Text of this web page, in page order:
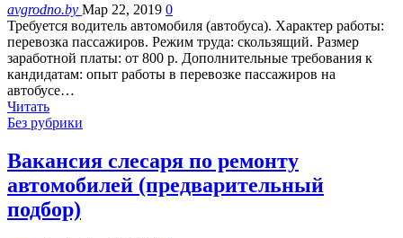
avgrodno.by Мар 22, 2019 0
Требуется водитель автомобиля (автобуса). Характер работы:
перевозка пассажиров. Режим труда: скользящий. Размер
заработной платы: от 800 р. Дополнительные требования к
кандидатам: опыт работы в перевозке пассажиров на
автобусе…
Читать
Без рубрики
Вакансия слесаря по ремонту
автомобилей (предварительный
подбор)